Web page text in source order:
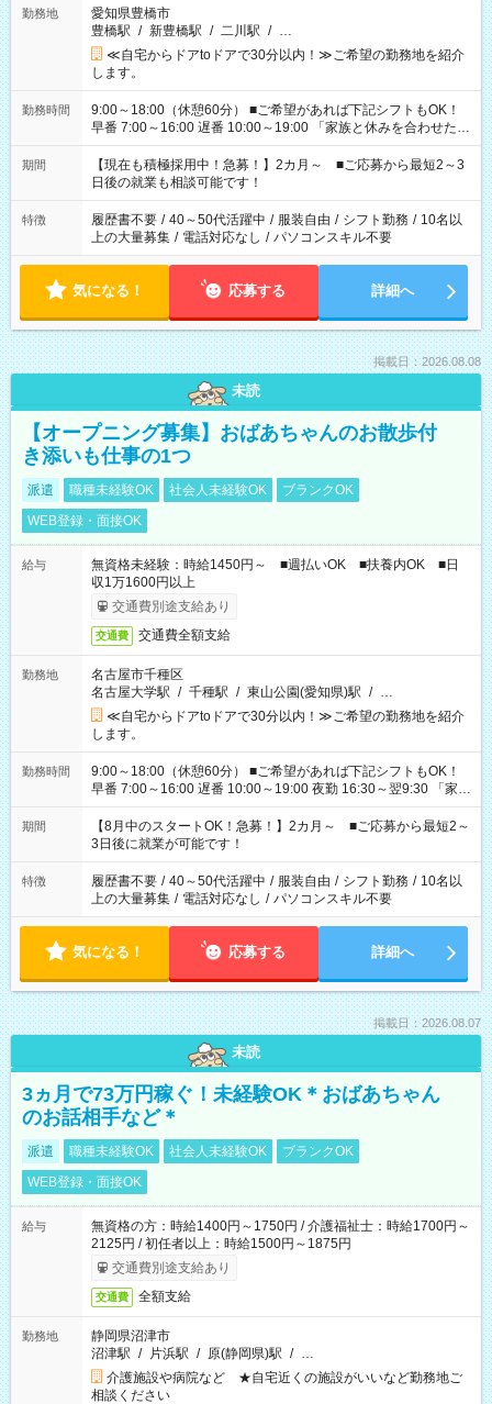
勤務地
愛知県豊橋市
豊橋駅 / 新豊橋駅 / 二川駅 / …
≪自宅からドアtoドアで30分以内！≫ご希望の勤務地を紹介
します。
勤務時間
9:00～18:00（休憩60分） ■ご希望があれば下記シフトもOK！
早番 7:00～16:00 遅番 10:00～19:00 「家族と休みを合わせた
い」 「余裕を持って夕飯の準備がしたい」 「できれば残業はし
たくない」 など、ご希望を教えてくださいね。 ※Wワーク希望
の方へ 今ご覧のお仕事で希望する勤務時間と、もう1つのお仕事
の勤務時間。 合計で週40時間を超える場合は応募できません。
期間
【現在も積極採用中！急募！】2カ月～ ■ご応募から最短2～3
日後の就業も相談可能です！
特徴 履歴書不要 / 40～50代活躍中 / 服装自由 / シフト勤務 / 10名以
上の大量募集 / 電話対応なし / パソコンスキル不要
気になる！ 応募する 詳細へ
掲載日：2026.08.08
未読
【オープニング募集】おばあちゃんのお散歩付
き添いも仕事の1つ
派遣 職種未経験OK 社会人未経験OK
ブランクOK
WEB登録・面接OK
給与
無資格未経験：時給1450円～ ■週払いOK ■扶養内OK ■日
収1万1600円以上
交通費別途支給あり
交通費 交通費全額支給
勤務地
名古屋市千種区
名古屋大学駅 / 千種駅 / 東山公園(愛知県)駅 / …
≪自宅からドアtoドアで30分以内！≫ご希望の勤務地を紹介
します。
勤務時間
9:00～18:00（休憩60分） ■ご希望があれば下記シフトもOK！
早番 7:00～16:00 遅番 10:00～19:00 夜勤 16:30～翌9:30 「家族
と休みを合わせたい」 「余裕を持って夕飯の準備がしたい」
「できれば残業はしたくない」 など、ご希望を教えてください
ね。 ※Wワーク希望の方へ 今ご覧のお仕事で希望する勤務時間
と、もう1つのお仕事の勤務時間。 合計で週40時間を超える場
合は応募できません。
期間
【8月中のスタートOK！急募！】2カ月～ ■ご応募から最短2～
3日後に就業が可能です！
特徴 履歴書不要 / 40～50代活躍中 / 服装自由 / シフト勤務 / 10名以
上の大量募集 / 電話対応なし / パソコンスキル不要
気になる！ 応募する 詳細へ
掲載日：2026.08.07
未読
3ヵ月で73万円稼ぐ！未経験OK＊おばあちゃん
のお話相手など＊
派遣 職種未経験OK 社会人未経験OK
ブランクOK
WEB登録・面接OK
給与
無資格の方：時給1400円～1750円 / 介護福祉士：時給1700円～
2125円 / 初任者以上：時給1500円～1875円
交通費別途支給あり
交通費 全額支給
勤務地
静岡県沼津市
沼津駅 / 片浜駅 / 原(静岡県)駅 / …
介護施設や病院など ★自宅近くの施設がいいなど勤務地ご
相談ください